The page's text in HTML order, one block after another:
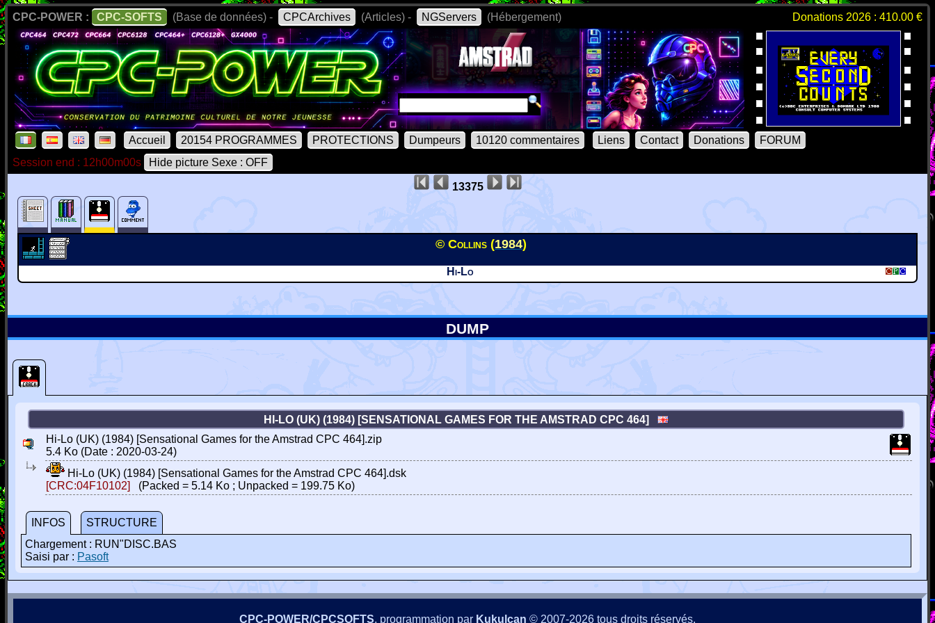
CPC-POWER : CPC-SOFTS (Base de données) - CPCArchives (Articles) - NGServers (Hébergement) Donations 2026 : 410.00 €
Accueil 20154 PROGRAMMES PROTECTIONS Dumpeurs 10120 commentaires Liens Contact Donations
FORUM
Session end : 12h00m00s
Hide picture Sexe : OFF
13375
© Collins (1984)
Hi-Lo
DUMP
HI-LO (UK) (1984) [SENSATIONAL GAMES FOR THE AMSTRAD CPC 464]
Hi-Lo (UK) (1984) [Sensational Games for the Amstrad CPC 464].zip
5.4 Ko (Date : 2020-03-24)
Hi-Lo (UK) (1984) [Sensational Games for the Amstrad CPC 464].dsk
[CRC:04F10102]
(Packed = 5.14 Ko ; Unpacked = 199.75 Ko)
INFOS
STRUCTURE
Chargement : RUN"DISC.BAS
Saisi par : Pasoft
CPC-POWER/CPCSOFTS, programmation par Kukulcan © 2007-2026 tous droits réservés.